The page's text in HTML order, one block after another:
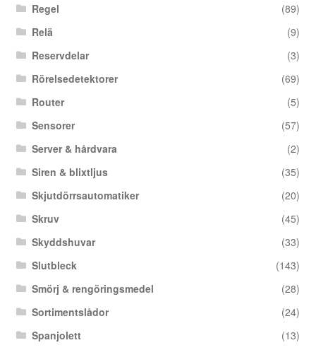
Regel
(89)
Relä
(9)
Reservdelar
(3)
Rörelsedetektorer
(69)
Router
(5)
Sensorer
(57)
Server & hårdvara
(2)
Siren & blixtljus
(35)
Skjutdörrsautomatiker
(20)
Skruv
(45)
Skyddshuvar
(33)
Slutbleck
(143)
Smörj & rengöringsmedel
(28)
Sortimentslådor
(24)
Spanjolett
(13)